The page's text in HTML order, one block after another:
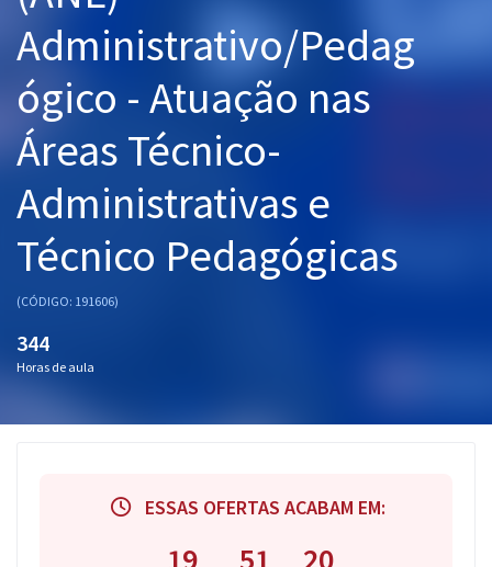
Questões grátis
Conteúdo gratuito
Blog
Aprovados
Administrativo/Pedag
ógico - Atuação nas
Áreas Técnico-
Administrativas e
Técnico Pedagógicas
(CÓDIGO: 191606)
344
Horas de aula
ESSAS OFERTAS ACABAM EM: